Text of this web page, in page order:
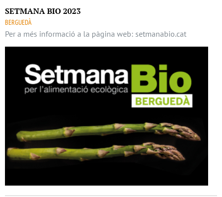
SETMANA BIO 2023
BERGUEDÀ
Per a més informació a la pàgina web: setmanabio.cat